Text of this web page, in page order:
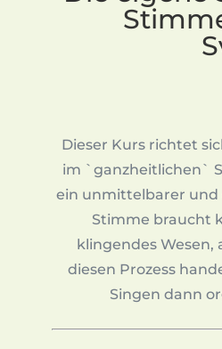
Dieser Kurs richtet
im `ganzheitlichen`
ein unmittelbarer und
Stimme braucht
klingendes Wesen,
diesen Prozess
Singen dann